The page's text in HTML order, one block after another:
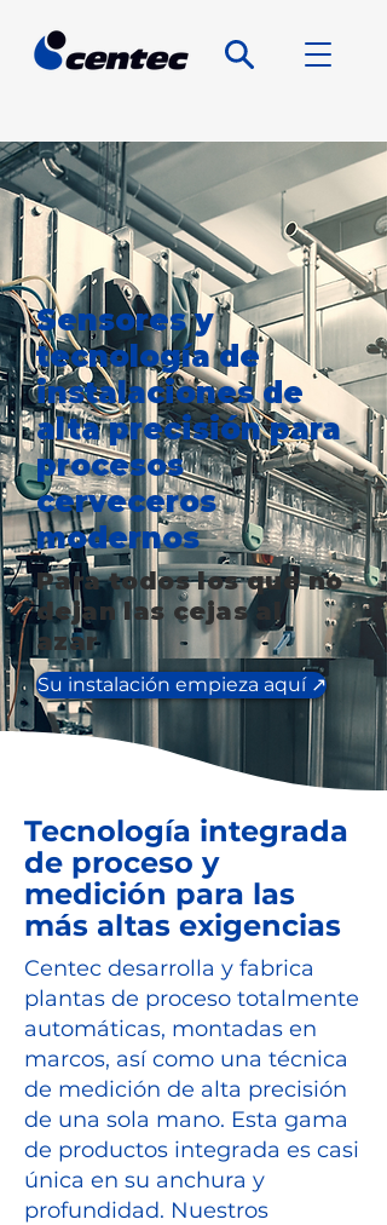
Sensores y
tecnología de
instalaciones de
alta precisiónpara
procesos
cerveceros
modernos
Para todos los que no
dejan las cejas al
azar
Su instalación empieza aquí ↗️
Tecnología integrada
de proceso y
medición para las
más altas exigencias
Centec desarrolla y fabrica
plantas de proceso totalmente
automáticas, montadas en
marcos, así como una técnica
de medición de alta precisión
de una sola mano. Esta gama
de productos integrada es casi
única en su anchura y
profundidad. Nuestros